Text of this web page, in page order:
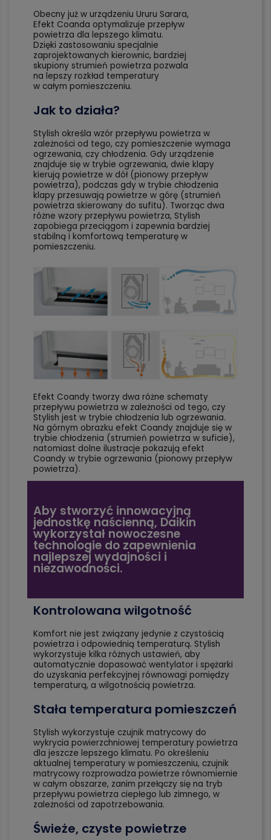
Obecny już w urządzeniu Ururu Sarara,
Efekt Coanda optymalizuje przepływ
powietrza dla lepszego klimatu.
Dzięki zastosowaniu specjalnie
zaprojektowanych kierownic, bardziej
skupiony strumień powietrza pozwala
na lepszy rozkład temperatury
w całym pomieszczeniu.
Jak to działa?
Stylish określa wzór przepływu powietrza w
zależności od tego, czy pomieszczenie wymaga
ogrzewania, czy chłodzenia. Gdy urządzenie
znajduje się w trybie ogrzewania, dwie klapy
kierują powietrze w dół (pionowy przepływ
powietrza), podczas gdy w trybie chłodzenia
klapy przesuwają powietrze w górę (strumień
powietrza skierowany do sufitu). Tworząc dwa
różne wzory przepływu powietrza, Stylish
zapobiega przeciągom i zapewnia bardziej
stabilną i komfortową temperaturę w
pomieszczeniu.
Efekt Coandy tworzy dwa różne schematy
przepływu powietrza w zależności od tego, czy
Stylish jest w trybie chłodzenia lub ogrzewania.
Na górnym obrazku efekt Coandy znajduje się w
trybie chłodzenia (strumień powietrza w suficie),
natomiast dolne ilustracje pokazują efekt
Coandy w trybie ogrzewania (pionowy przepływ
powietrza).
Aby stworzyć innowacyjną
jednostkę naścienną, Daikin
wykorzystał nowoczesne
technologie do zapewnienia
najlepszej wydajności i
niezawodności.
Kontrolowana wilgotność
Komfort nie jest związany jedynie z czystością
powietrza i odpowiednią temperaturą. Stylish
wykorzystuje kilka różnych ustawień, aby
automatycznie dopasować wentylator i spężarki
do uzyskania perfekcyjnej równowagi pomiędzy
temperaturą, a wilgotnością powietrza.
Stała temperatura pomieszczeń
Stylish wykorzystuje czujnik matrycowy do
wykrycia powierzchniowej temperatury powietrza
dla jeszcze lepszego klimatu. Po określeniu
aktualnej temperatury w pomieszczeniu, czujnik
matrycowy rozprowadza powietrze równomiernie
w całym obszarze, zanim przełączy się na tryb
przepływu powietrza ciepłego lub zimnego, w
zależności od zapotrzebowania.
Świeże, czyste powietrze